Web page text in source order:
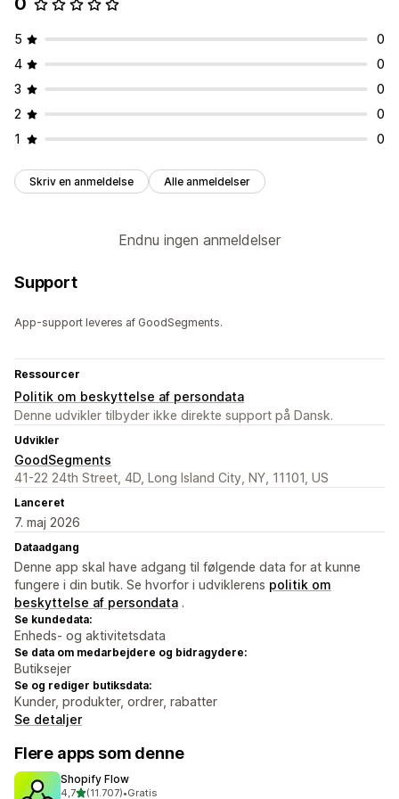
5
0
4
0
3
0
2
0
1
0
Skriv en anmeldelse Alle anmeldelser
Endnu ingen anmeldelser
Support
App-support leveres af GoodSegments.
Ressourcer
Politik om beskyttelse af persondata
Denne udvikler tilbyder ikke direkte support på Dansk.
Udvikler
GoodSegments
41-22 24th Street, 4D, Long Island City, NY, 11101, US
Lanceret
7. maj 2026
Dataadgang
Denne app skal have adgang til følgende data for at kunne
fungere i din butik. Se hvorfor i udviklerens politik om
beskyttelse af persondata .
Se kundedata:
Enheds- og aktivitetsdata
Se data om medarbejdere og bidragydere:
Butiksejer
Se og rediger butiksdata:
Kunder, produkter, ordrer, rabatter
Se detaljer
Flere apps som denne
Shopify Flow
4,7ud af 5 stjerner
(11.707)•Gratis